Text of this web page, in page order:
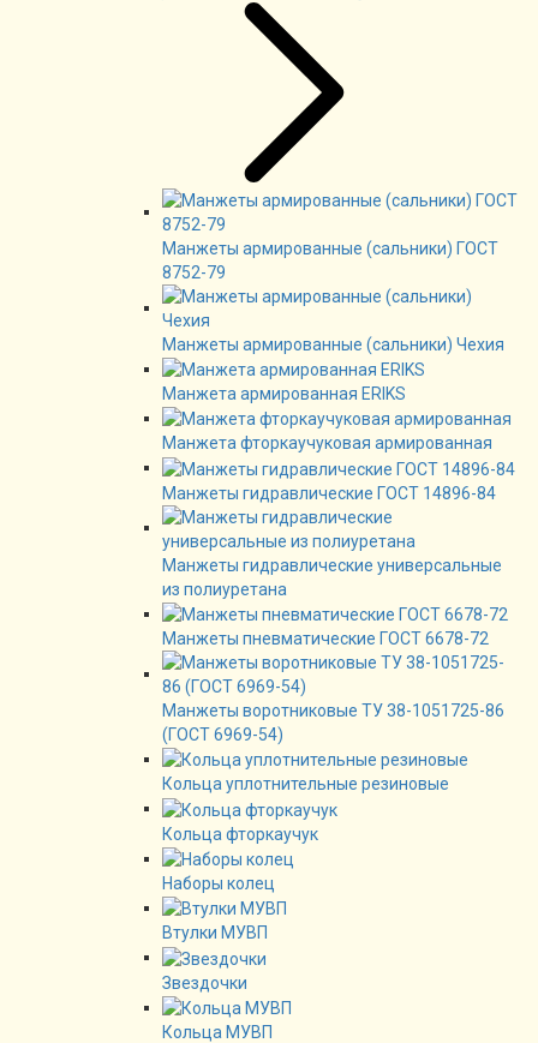
Манжеты армированные (сальники) ГОСТ
8752-79
Манжеты армированные (сальники) Чехия
Манжета армированная ERIKS
Манжета фторкаучуковая армированная
Манжеты гидравлические ГОСТ 14896-84
Манжеты гидравлические универсальные
из полиуретана
Манжеты пневматические ГОСТ 6678-72
Манжеты воротниковые ТУ 38-1051725-86
(ГОСТ 6969-54)
Кольца уплотнительные резиновые
Кольца фторкаучук
Наборы колец
Втулки МУВП
Звездочки
Кольца МУВП